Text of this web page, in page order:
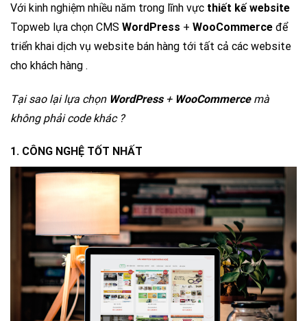
Với kinh nghiệm nhiều năm trong lĩnh vực thiết kế website
Topweb lựa chọn CMS WordPress + WooCommerce để
triển khai dịch vụ website bán hàng tới tất cả các website
cho khách hàng .
Tại sao lại lựa chọn WordPress+ WooCommercemà
không phải code khác ?
1. CÔNG NGHỆ TỐT NHẤT